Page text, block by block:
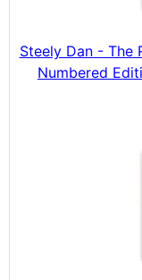
Steely Dan - The
Numbered